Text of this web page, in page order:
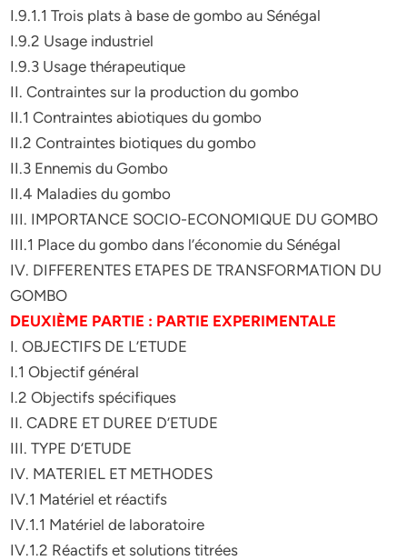
I.9.1.1 Trois plats à base de gombo au Sénégal
I.9.2 Usage industriel
I.9.3 Usage thérapeutique
II. Contraintes sur la production du gombo
II.1 Contraintes abiotiques du gombo
II.2 Contraintes biotiques du gombo
II.3 Ennemis du Gombo
II.4 Maladies du gombo
III. IMPORTANCE SOCIO-ECONOMIQUE DU GOMBO
III.1 Place du gombo dans l’économie du Sénégal
IV. DIFFERENTES ETAPES DE TRANSFORMATION DU
GOMBO
DEUXIÈME PARTIE : PARTIE EXPERIMENTALE
I. OBJECTIFS DE L’ETUDE
I.1 Objectif général
I.2 Objectifs spécifiques
II. CADRE ET DUREE D’ETUDE
III. TYPE D’ETUDE
IV. MATERIEL ET METHODES
IV.1 Matériel et réactifs
IV.1.1 Matériel de laboratoire
IV.1.2 Réactifs et solutions titrées